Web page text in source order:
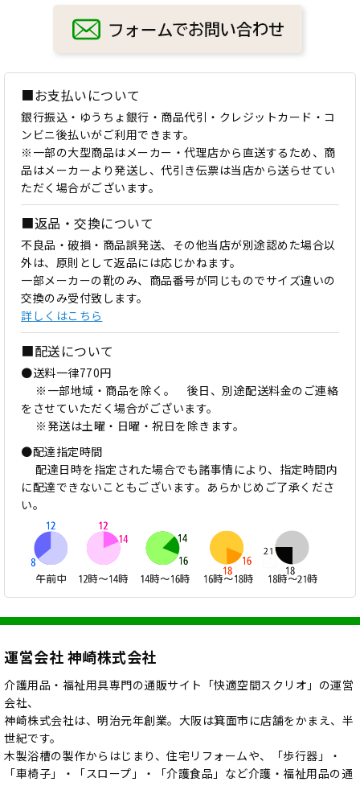
■お支払いについて
銀行振込・ゆうちょ銀行・商品代引・クレジットカード・コ
ンビニ後払いがご利用できます。
※一部の大型商品はメーカー・代理店から直送するため、商
品はメーカーより発送し、代引き伝票は当店から送らせてい
ただく場合がございます。
■返品・交換について
不良品・破損・商品誤発送、その他当店が別途認めた場合以
外は、原則として返品には応じかねます。
一部メーカーの靴のみ、商品番号が同じものでサイズ違いの
交換のみ受付致します。
詳しくはこちら
■配送について
●送料一律770円
※一部地域・商品を除く。 後日、別途配送料金のご連絡
をさせていただく場合がございます。
※発送は土曜・日曜・祝日を除きます。
●配達指定時間
配達日時を指定された場合でも諸事情により、指定時間内
に配達できないこともございます。あらかじめご了承くださ
い。
運営会社 神崎株式会社
介護用品・福祉用具専門の通販サイト「快適空間スクリオ」の運営
会社、
神崎株式会社は、明治元年創業。大阪は箕面市に店舗をかまえ、半
世紀です。
木製浴槽の製作からはじまり、住宅リフォームや、「歩行器」・
「車椅子」・「スロープ」・「介護食品」など介護・福祉用品の通